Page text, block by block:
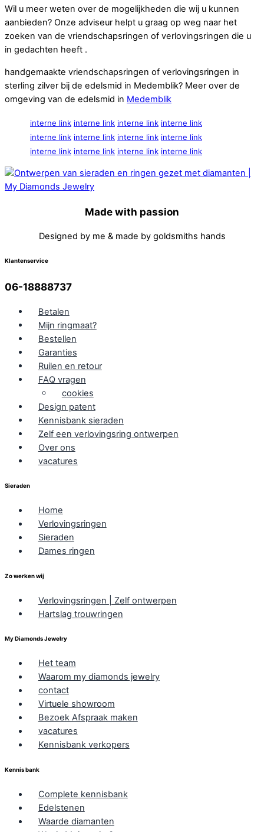
Wil u meer weten over de mogelijkheden die wij u kunnen
aanbieden? Onze adviseur helpt u graag op weg naar het
zoeken van de vriendschapsringen of verlovingsringen die u
in gedachten heeft .
handgemaakte vriendschapsringen of verlovingsringen in
sterling zilver bij de edelsmid in Medemblik? Meer over de
omgeving van de edelsmid in Medemblik
interne link interne link interne link interne link
interne link interne link interne link interne link
interne link interne link interne link interne link
Made with passion
Designed by me & made by goldsmiths hands
Klantenservice
06-18888737
Betalen
Mijn ringmaat?
Bestellen
Garanties
Ruilen en retour
FAQ vragen
cookies
Design patent
Kennisbank sieraden
Zelf een verlovingsring ontwerpen
Over ons
vacatures
Sieraden
Home
Verlovingsringen
Sieraden
Dames ringen
Zo werken wij
Verlovingsringen | Zelf ontwerpen
Hartslag trouwringen
My Diamonds Jewelry
Het team
Waarom my diamonds jewelry
contact
Virtuele showroom
Bezoek Afspraak maken
vacatures
Kennisbank verkopers
Kennis bank
Complete kennisbank
Edelstenen
Waarde diamanten